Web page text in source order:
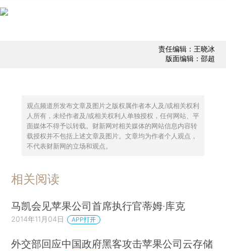
责任编辑：王晓冰
版面编辑：邵超
观点频道所发布文章及图片之版权属作者本人及/或相关权利
人所有，未经作者及/或相关权利人单独授权，任何网站、平
面媒体不得予以转载。财新网对相关媒体的网站信息内容转
载授权并不包括上述文章及图片。文章均为作者个人观点，
不代表财新网的立场和观点。
相关阅读
马凯会见苹果公司首席执行官蒂姆·库克
2014年11月04日 APP打开
外交部回应中国政府黑客攻击苹果公司云存储